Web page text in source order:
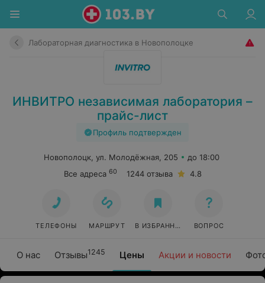
Лабораторная диагностика в Новополоцке
ИНВИТРО независимая лаборатория –
прайс-лист
Профиль подтвержден
О нас Отзывы1245 Цены Акции и новости
Новополоцк, ул. Молодёжная, 205
до 18:00
Все адреса 60 1244 отзыва 4.8
ТЕЛЕФОНЫ МАРШРУТ В ИЗБРАННОЕ ВОПРОС